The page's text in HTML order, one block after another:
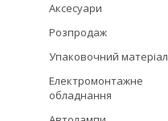
Аксесуари
Розпродаж
Упаковочний матеріал
Електромонтажне
обладнання